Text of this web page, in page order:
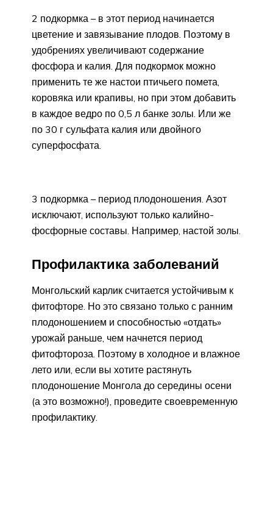
2 подкормка – в этот период начинается
цветение и завязывание плодов. Поэтому в
удобрениях увеличивают содержание
фосфора и калия. Для подкормок можно
применить те же настои птичьего помета,
коровяка или крапивы, но при этом добавить
в каждое ведро по 0,5 л банке золы. Или же
по 30 г сульфата калия или двойного
суперфосфата.
3 подкормка – период плодоношения. Азот
исключают, используют только калийно-
фосфорные составы. Например, настой золы.
Профилактика заболеваний
Монгольский карлик считается устойчивым к
фитофторе. Но это связано только с ранним
плодоношением и способностью «отдать»
урожай раньше, чем начнется период
фитофтороза. Поэтому в холодное и влажное
лето или, если вы хотите растянуть
плодоношение Монгола до середины осени
(а это возможно!), проведите своевременную
профилактику.